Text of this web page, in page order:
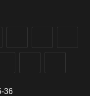
с частой откачкой и
36